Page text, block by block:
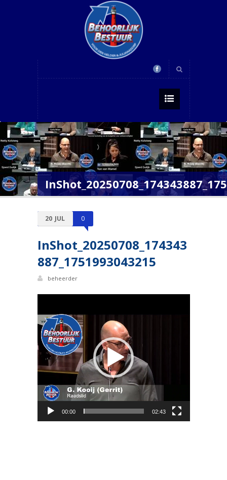
20 JUL 0
InShot_20250708_174343
887_1751993043215
beheerder
00:00 02:43